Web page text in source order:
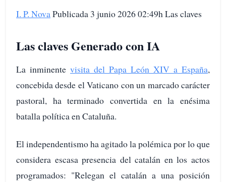
I. P. NovaPublicada 3 junio 2026 02:49h Las claves
Las claves Generado con IA
La inminente visita del Papa León XIV a España,
concebida desde el Vaticano con un marcado carácter
pastoral, ha terminado convertida en la enésima
batalla política en Cataluña.
El independentismo ha agitado la polémica por lo que
considera escasa presencia del catalán en los actos
programados: "Relegan el catalán a una posición